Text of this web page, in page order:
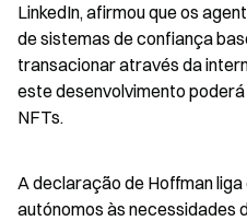
LinkedIn, afirmou que os
de sistemas de confiança
transacionar através da
este desenvolvimento
NFTs.
A declaração de Hoffman
autónomos às necessidades